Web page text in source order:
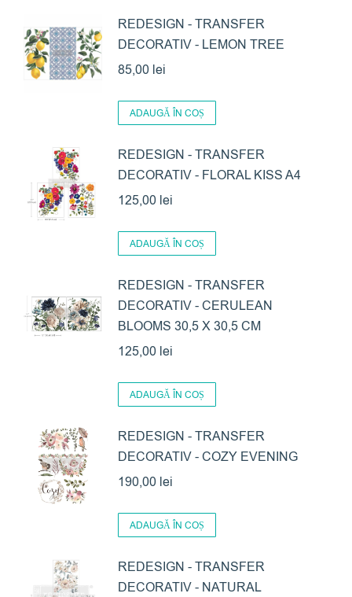
REDESIGN - TRANSFER
DECORATIV - LEMON TREE
85,00 lei
ADAUGĂ ÎN COȘ
REDESIGN - TRANSFER
DECORATIV - FLORAL KISS A4
125,00 lei
ADAUGĂ ÎN COȘ
REDESIGN - TRANSFER
DECORATIV - CERULEAN
BLOOMS 30,5 X 30,5 CM
125,00 lei
ADAUGĂ ÎN COȘ
REDESIGN - TRANSFER
DECORATIV - COZY EVENING
190,00 lei
ADAUGĂ ÎN COȘ
REDESIGN - TRANSFER
DECORATIV - NATURAL